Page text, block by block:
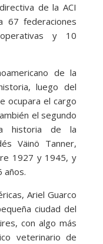
de la ACI
67 federaciones
y 10
de la
luego del
ocupara el cargo
el segundo
historia de la
Väinö Tanner,
1927 y 1945, y
años.
Ariel Guarco
ciudad del
con algo más
veterinario de